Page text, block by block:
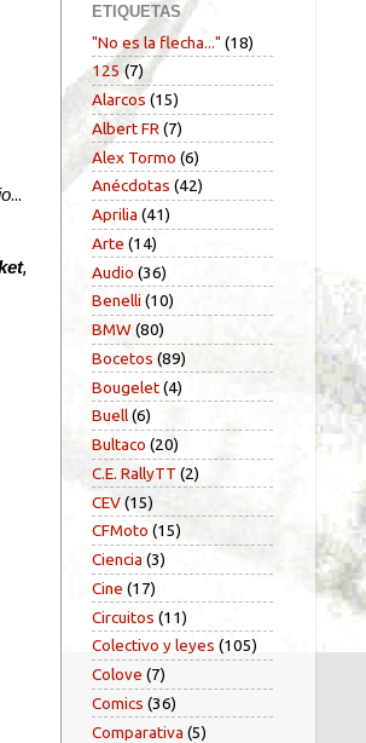
...
,
ETIQUETAS
"No es la flecha..." (18)
125 (7)
Alarcos (15)
Albert FR (7)
Alex Tormo (6)
Anécdotas (42)
Aprilia (41)
Arte (14)
Audio (36)
Benelli (10)
BMW (80)
Bocetos (89)
Bougelet(4)
Buell(6)
Bultaco (20)
C.E. RallyTT (2)
CEV(15)
CFMoto (15)
Ciencia (3)
Cine (17)
Circuitos (11)
Colectivo y leyes (105)
Colove (7)
Comics (36)
Comparativa (5)